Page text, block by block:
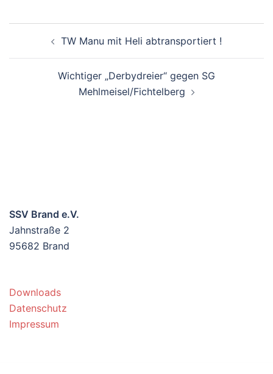
TW Manu mit Heli abtransportiert !
Wichtiger „Derbydreier“ gegen SG
Mehlmeisel/Fichtelberg
SSV Brand e.V.
Jahnstraße 2
95682 Brand
Downloads
Datenschutz
Impressum